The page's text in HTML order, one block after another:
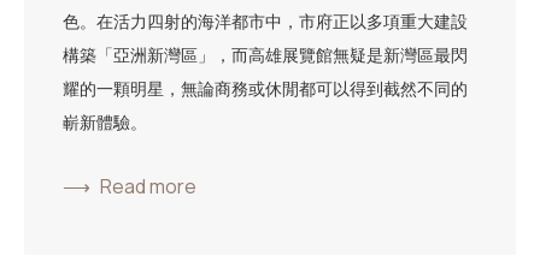
色。在活力四射的海洋都市中，市府正以多項重大建設
構築「亞洲新灣區」，而高雄展覽館無疑是新灣區最閃
耀的一顆明星，無論商務或休閒都可以得到截然不同的
嶄新體驗。
Read more